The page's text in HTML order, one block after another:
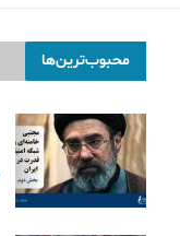
محبوب‌ترین‌ها